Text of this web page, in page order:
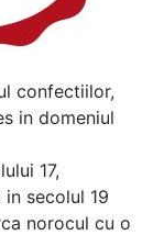
confectiilor,
in domeniul
17,
secolul 19
norocul cu o